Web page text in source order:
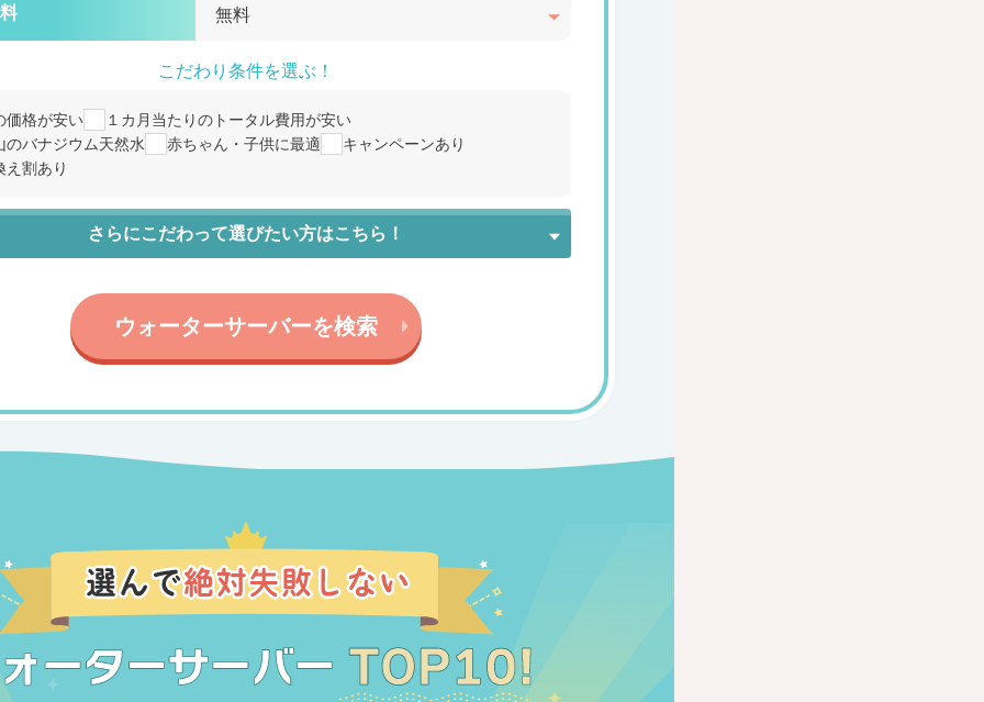
こだわり条件を選ぶ！
価格が安い
１カ月当たりのトータル費用が安い
のバナジウム天然水
赤ちゃん・子供に最適
キャンペーンあり
え割あり
さらにこだわって選びたい方はこちら！
ウォーターサーバーを検索